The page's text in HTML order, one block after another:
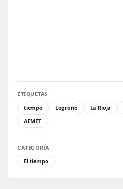
ETIQUETAS
tiempo
Logroño La Rioja
AEMET
CATEGORÍA
El tiempo